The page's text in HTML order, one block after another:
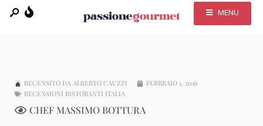
MENU
RECENSITO DA ALBERTO CAUZZI
FEBBRAIO 1, 2016
RECENSIONI RISTORANTI ITALIA
CHEF MASSIMO BOTTURA